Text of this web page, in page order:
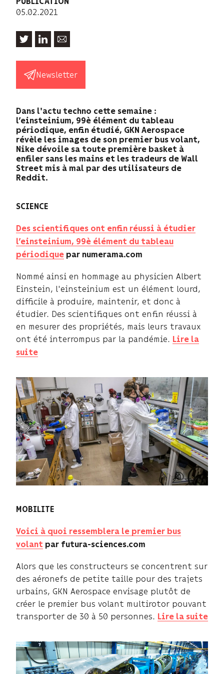
PUBLICATION
05.02.2021
Newsletter
Dans l'actu techno cette semaine :
l’einsteinium, 99è élément du tableau
périodique, enfin étudié, GKN Aerospace
révèle les images de son premier bus volant,
Nike dévoile sa toute première basket à
enfiler sans les mains et les tradeurs de Wall
Street mis à mal par des utilisateurs de
Reddit.
SCIENCE
Des scientifiques ont enfin réussi à étudier
l’einsteinium, 99è élément du tableau
périodique par numerama.com
Nommé ainsi en hommage au physicien Albert
Einstein, l'einsteinium est un élément lourd,
difficile à produire, maintenir, et donc à
étudier. Des scientifiques ont enfin réussi à
en mesurer des propriétés, mais leurs travaux
ont été interrompus par la pandémie. Lire la
suite
MOBILITE
Voici à quoi ressemblera le premier bus
volant par futura-sciences.com
Alors que les constructeurs se concentrent sur
des aéronefs de petite taille pour des trajets
urbains, GKN Aerospace envisage plutôt de
créer le premier bus volant multirotor pouvant
transporter de 30 à 50 personnes. Lire la suite